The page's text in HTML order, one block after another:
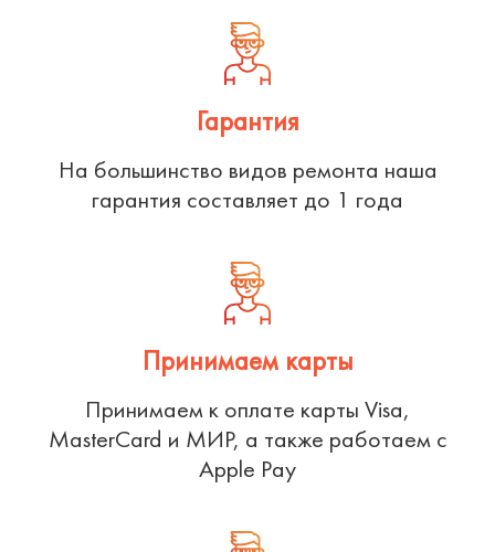
Гарантия
На большинство видов ремонта наша
гарантия составляет до 1 года
Принимаем карты
Принимаем к оплате карты Visa,
MasterCard и МИР, а также работаем с
Apple Pay